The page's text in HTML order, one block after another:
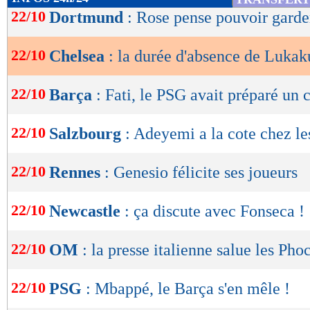
de
OK
22/10 Dortmund : Rose pense pouvoir
22/10 Chelsea : la durée d'absence de
22/10 Barça : Fati, le PSG avait préparé un
22/10 Salzbourg : Adeyemi a la cote chez
22/10 Rennes : Genesio félicite ses joueurs
22/10 Newcastle : ça discute avec Fonseca !
22/10 OM : la presse italienne salue les
22/10 PSG : Mbappé, le Barça s'en mêle !